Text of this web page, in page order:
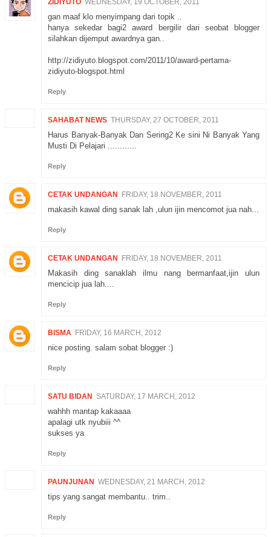
gan maaf klo menyimpang dari topik ..
hanya sekedar bagi2 award bergilir dari seobat blogger
silahkan dijemput awardnya gan..
http://zidiyuto.blogspot.com/2011/10/award-pertama-
zidiyuto-blogspot.html
Reply
SAHABAT NEWS THURSDAY, 27 OCTOBER, 2011
Harus Banyak-Banyak Dan Sering2 Ke sini Ni Banyak Yang
Musti Di Pelajari ............
Reply
CETAK UNDANGAN FRIDAY, 18 NOVEMBER, 2011
makasih kawal ding sanak lah ,ulun ijin mencomot jua nah...
Reply
CETAK UNDANGAN FRIDAY, 18 NOVEMBER, 2011
Makasih ding sanaklah ilmu nang bermanfaat,ijin ulun
mencicip jua lah....
Reply
BISMA FRIDAY, 16 MARCH, 2012
nice posting. salam sobat blogger :)
Reply
SATU BIDAN SATURDAY, 17 MARCH, 2012
wahhh mantap kakaaaa
apalagi utk nyubiii ^^
sukses ya
Reply
PAUNJUNAN WEDNESDAY, 21 MARCH, 2012
tips yang sangat membantu.. trim..
Reply